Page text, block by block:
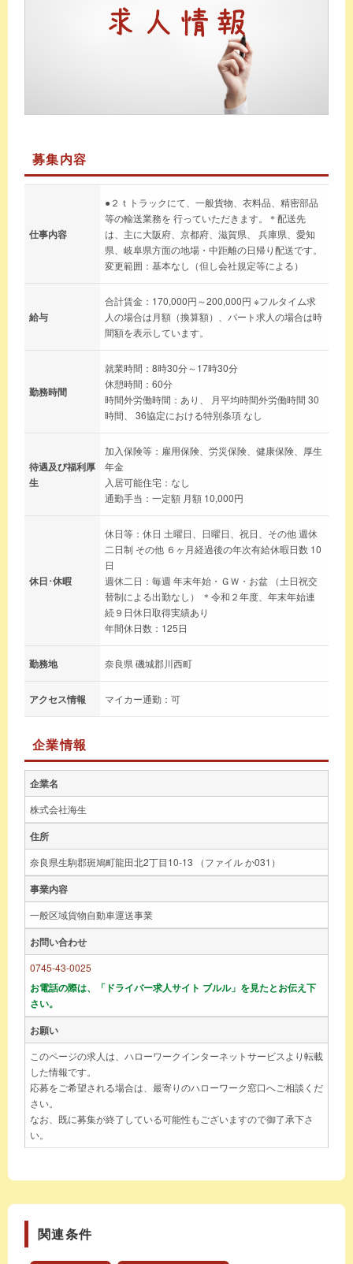
募集内容
仕事内容
●２ｔトラックにて、一般貨物、衣料品、精密部品
等の輸送業務を 行っていただきます。＊配送先
は、主に大阪府、京都府、滋賀県、 兵庫県、愛知
県、岐阜県方面の地場・中距離の日帰り配送です。
変更範囲：基本なし（但し会社規定等による）
給与
合計賃金：170,000円～200,000円 ※フルタイム求
人の場合は月額（換算額）、パート求人の場合は時
間額を表示しています。
勤務時間
就業時間：8時30分～17時30分
休憩時間：60分
時間外労働時間：あり、 月平均時間外労働時間 30
時間、 36協定における特別条項 なし
待遇及び福利厚
生
加入保険等：雇用保険、労災保険、健康保険、厚生
年金
入居可能住宅：なし
通勤手当：一定額 月額 10,000円
休日･休暇
休日等：休日 土曜日、日曜日、祝日、その他 週休
二日制 その他 ６ヶ月経過後の年次有給休暇日数 10
日
週休二日：毎週 年末年始・ＧＷ・お盆 （土日祝交
替制による出勤なし） ＊令和２年度、年末年始連
続９日休日取得実績あり
年間休日数：125日
勤務地 奈良県 磯城郡川西町
アクセス情報 マイカー通勤：可
企業情報
企業名
株式会社海生
住所
奈良県生駒郡斑鳩町龍田北2丁目10-13 （ファイル か031）
事業内容
一般区域貨物自動車運送事業
お問い合わせ
0745-43-0025
お電話の際は、「ドライバー求人サイト ブルル」を見たとお伝え下
さい。
お願い
このページの求人は、ハローワークインターネットサービスより転載
した情報です。
応募をご希望される場合は、最寄りのハローワーク窓口へご相談くだ
さい。
なお、既に募集が終了している可能性もございますので御了承下さ
い。
関連条件